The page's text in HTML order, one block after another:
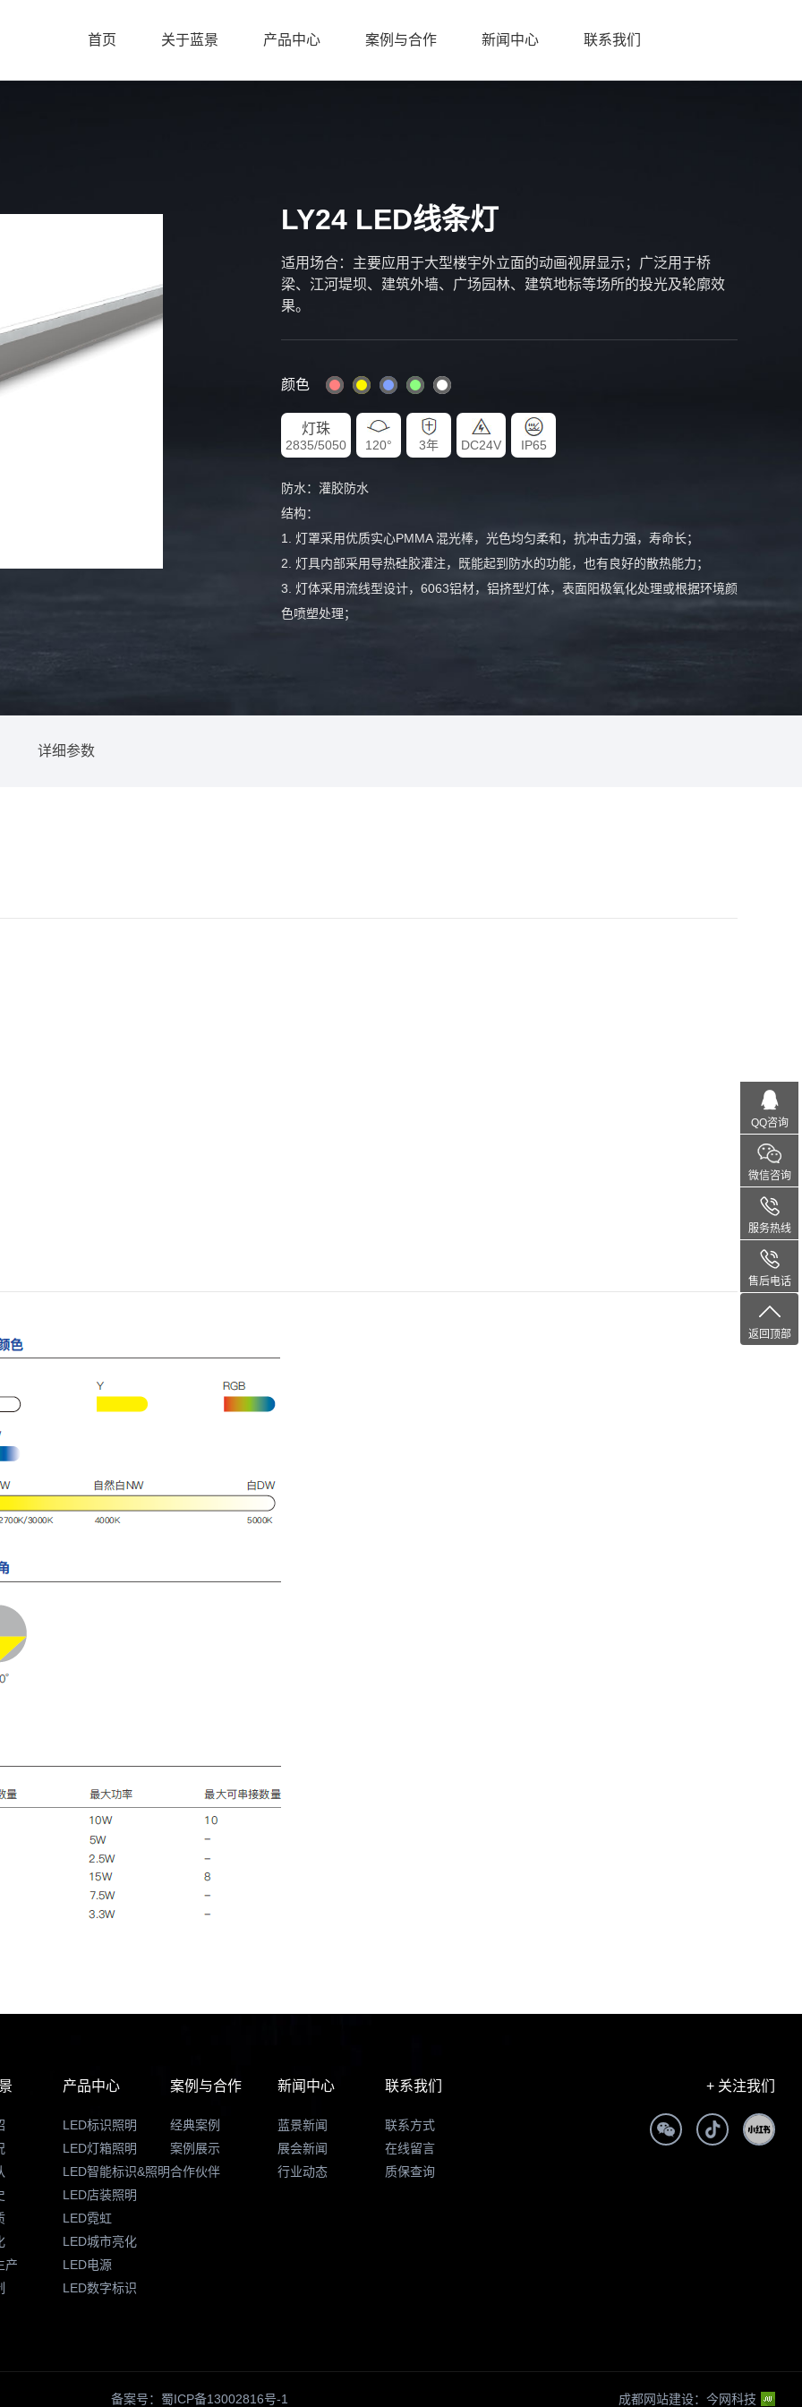
首页 关于蓝景 产品中心 案例与合作 新闻中心 联系我们
LY24 LED线条灯
适用场合：主要应⽤于⼤型楼宇外⽴⾯的动画视屏显示；⼴泛⽤于桥
梁、江河堤坝、建筑外墙、⼴场园林、建筑地标等场所的投光及轮廓效
果。
颜色
灯珠
2835/5050 120° 3年 DC24V IP65
防⽔：灌胶防⽔
结构：
1. 灯罩采⽤优质实⼼PMMA 混光棒，光⾊均匀柔和，抗冲击⼒强，寿命⻓；
2. 灯具内部采⽤导热硅胶灌注，既能起到防⽔的功能，也有良好的散热能⼒；
3. 灯体采⽤流线型设计，6063铝材，铝挤型灯体，表⾯阳极氧化处理或根据环境颜
⾊喷塑处理；
全彩效果：65536级灰度灯具，1670万种RGB合成真彩⾊的图⽂、⾊彩的同步变
详细参数
产
产品中心
LED标识照明
LED灯箱照明
LED智能标识&照明
LED店装照明
LED霓虹
LED城市亮化
LED电源
LED数字标识
案例与合作
经典案例
案例展示
合作伙伴
新闻中心
蓝景新闻
展会新闻
行业动态
联系我们
联系方式
在线留言
质保查询
+ 关注我们
备案号：蜀ICP备13002816号-1 成都网站建设： 今网科技
QQ咨询
微信咨询
服务热线
售后电话
返回顶部